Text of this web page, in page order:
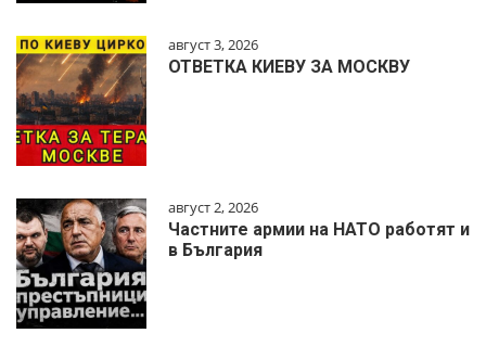
август 3, 2026
ОТВЕТКА КИЕВУ ЗА МОСКВУ
август 2, 2026
Частните армии на НАТО работят и
в България